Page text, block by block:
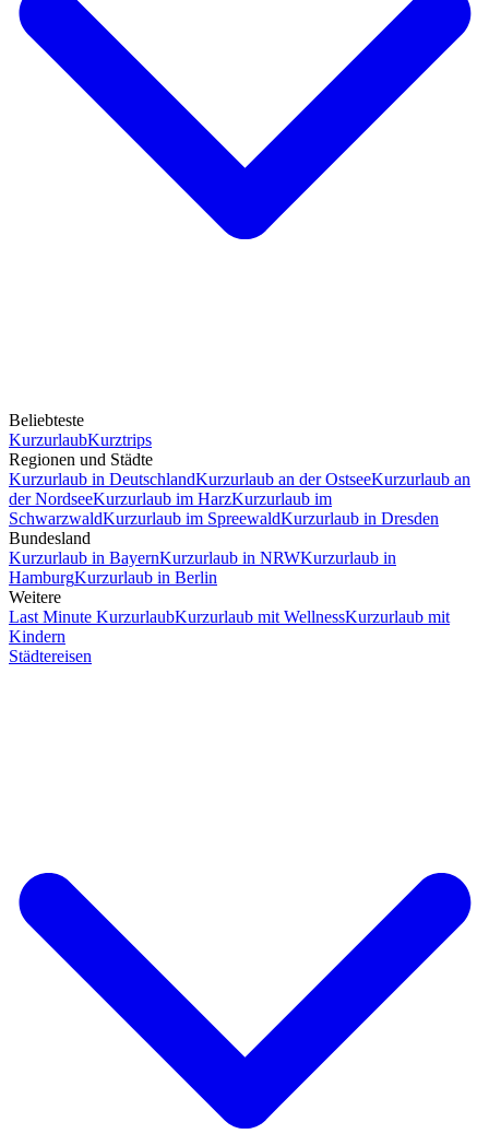
Beliebteste
KurzurlaubKurztrips
Regionen und Städte
Kurzurlaub in DeutschlandKurzurlaub an der OstseeKurzurlaub an
der NordseeKurzurlaub im HarzKurzurlaub im
SchwarzwaldKurzurlaub im SpreewaldKurzurlaub in Dresden
Bundesland
Kurzurlaub in BayernKurzurlaub in NRWKurzurlaub in
HamburgKurzurlaub in Berlin
Weitere
Last Minute KurzurlaubKurzurlaub mit WellnessKurzurlaub mit
Kindern
Städtereisen